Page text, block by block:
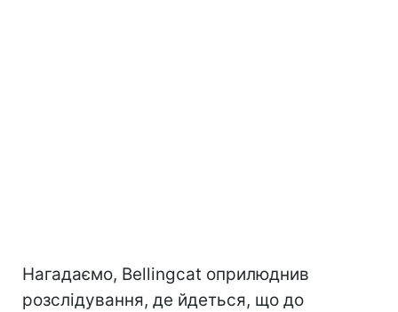
Нагадаємо, Bellingcat оприлюднив
розслідування, де йдеться, що до